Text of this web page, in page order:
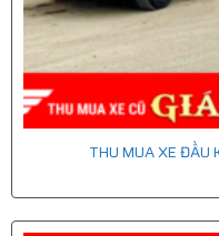
THU MUA XE ĐẦU